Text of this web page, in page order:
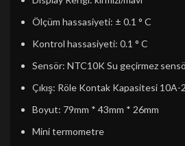
Ölçüm hassasiyeti: ± 0.1 ° C
Kontrol hassasiyeti: 0.1 ° C
Sensör: NTC10K Su geçirmez
Çıkış: Röle Kontak Kapasitesi
Boyut: 79mm * 43mm * 26mm
Mini termometre